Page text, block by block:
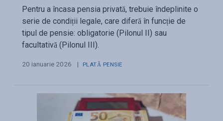
Pentru a încasa pensia privată, trebuie îndeplinite o
serie de condiții legale, care diferă în funcție de
tipul de pensie: obligatorie (Pilonul II) sau
facultativă (Pilonul III).
20 ianuarie 2026 | PLATĂ PENSIE